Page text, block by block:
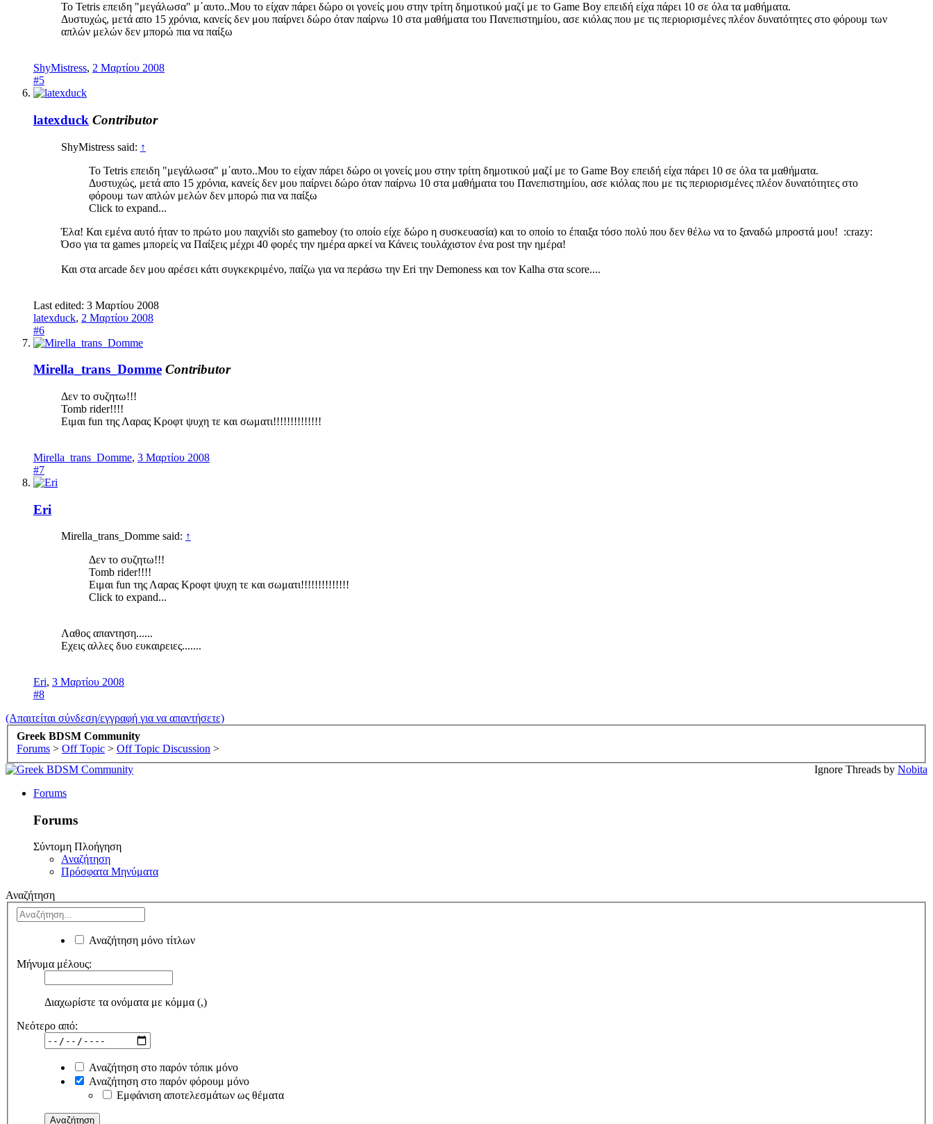
To Tetris επειδη "μεγάλωσα" μ΄αυτο..Μου το είχαν πάρει δώρο οι γονείς μου στην τρίτη δημοτικού μαζί με το Game Boy επειδή είχα πάρει 10 σε όλα τα μαθήματα.
Δυστυχώς, μετά απο 15 χρόνια, κανείς δεν μου παίρνει δώρο όταν παίρνω 10 στα μαθήματα του Πανεπιστημίου, ασε κιόλας που με τις περιορισμένες πλέον δυνατότητες στο φόρουμ των
απλών μελών δεν μπορώ πια να παίξω
ShyMistress, 2 Μαρτίου 2008
#5
latexduck Contributor
ShyMistress said: ↑
To Tetris επειδη "μεγάλωσα" μ΄αυτο..Μου το είχαν πάρει δώρο οι γονείς μου στην τρίτη δημοτικού μαζί με το Game Boy επειδή είχα πάρει 10 σε όλα τα μαθήματα.
Δυστυχώς, μετά απο 15 χρόνια, κανείς δεν μου παίρνει δώρο όταν παίρνω 10 στα μαθήματα του Πανεπιστημίου, ασε κιόλας που με τις περιορισμένες πλέον δυνατότητες στο
φόρουμ των απλών μελών δεν μπορώ πια να παίξω
Click to expand...
Έλα! Και εμένα αυτό ήταν το πρώτο μου παιχνίδι sto gameboy (το οποίο είχε δώρο η συσκευασία) και το οποίο το έπαιξα τόσο πολύ που δεν θέλω να το ξαναδώ μπροστά μου! :crazy:
Όσο για τα games μπορείς να Παίξεις μέχρι 40 φορές την ημέρα αρκεί να Κάνεις τουλάχιστον ένα post την ημέρα!
Και στα arcade δεν μου αρέσει κάτι συγκεκριμένο, παίζω για να περάσω την Eri την Demoness και τον Kalha στα score....
Last edited: 3 Μαρτίου 2008
latexduck, 2 Μαρτίου 2008
#6
Mirella_trans_Domme Contributor
Δεν το συζητω!!!
Tomb rider!!!!
Ειμαι fun της Λαρας Κροφτ ψυχη τε και σωματι!!!!!!!!!!!!!!
Mirella_trans_Domme, 3 Μαρτίου 2008
#7
Eri
Mirella_trans_Domme said: ↑
Δεν το συζητω!!!
Tomb rider!!!!
Ειμαι fun της Λαρας Κροφτ ψυχη τε και σωματι!!!!!!!!!!!!!!
Click to expand...
Λαθος απαντηση......
Εχεις αλλες δυο ευκαιρειες.......
Eri, 3 Μαρτίου 2008
#8
(Απαιτείται σύνδεση/εγγραφή για να απαντήσετε)
Greek BDSM Community
Forums > Off Topic > Off Topic Discussion >
Ignore Threads by Nobita
Forums
Forums
Σύντομη Πλοήγηση
Αναζήτηση
Πρόσφατα Μηνύματα
Αναζήτηση
Αναζήτηση μόνο τίτλων
Μήνυμα μέλους:
Διαχωρίστε τα ονόματα με κόμμα (,)
Νεότερο από:
Αναζήτηση στο παρόν τόπικ μόνο
Αναζήτηση στο παρόν φόρουμ μόνο
Εμφάνιση αποτελεσμάτων ως θέματα